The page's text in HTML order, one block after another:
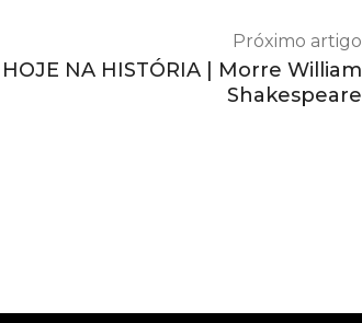
Próximo artigo
HOJE NA HISTÓRIA | Morre William
Shakespeare